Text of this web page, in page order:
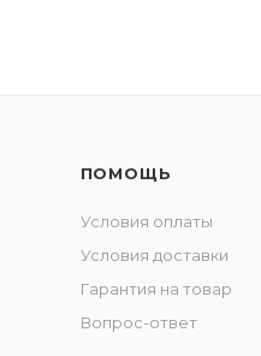
ПОМОЩЬ
Условия оплаты
Условия доставки
Гарантия на товар
Вопрос-ответ